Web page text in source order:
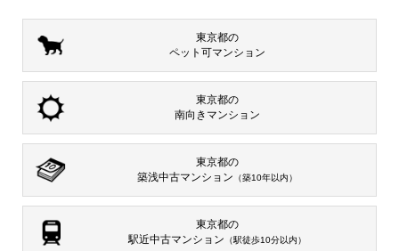
東京都の
ペット可マンション
東京都の
南向き マンション
東京都の
築浅中古マンション （築10年以内）
東京都の
駅近中古マンション （駅徒歩10分以内）